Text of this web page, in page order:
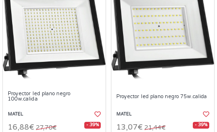
Proyector led plano negro
100w.calida
MATEL
16,88€ 27,70€ - 39%
Proyector led plano negro 75w.calida
MATEL
13,07€ 21,44€ - 39%